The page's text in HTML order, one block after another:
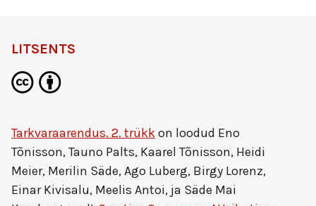
LITSENTS
Tarkvaraarendus. 2. trükkon loodud Eno
Tõnisson, Tauno Palts, Kaarel Tõnisson, Heidi
Meier, Merilin Säde, Ago Luberg, Birgy Lorenz,
Einar Kivisalu, Meelis Antoi, ja Säde Mai